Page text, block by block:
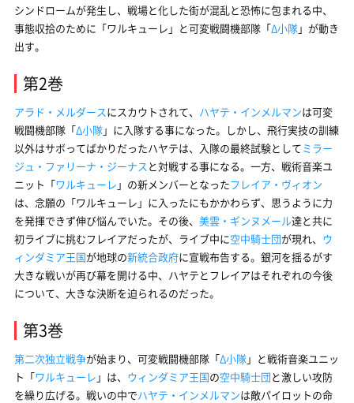
シンドロームが発生し、戦場と化した街が混乱と恐怖に包まれる中、
事態収拾のために「ワルキューレ」と可変戦闘機部隊「Δ小隊」が動き
出す。
第2巻
アラド・メルダースにスカウトされて、 ハヤテ・インメルマンは可変
戦闘機部隊「Δ小隊」に入隊する事になった。しかし、飛行実技の訓練
以外はサボってばかりだったハヤテは、入隊の最終試験としてミラー
ジュ・ファリーナ・ジーナス と対戦する事になる。一方、戦術音楽ユ
ニット「ワルキューレ 」の新メンバーとなったフレイア・ヴィオン
は、念願の「ワルキューレ」に入ったにもかかわらず、思うように力
を発揮できず伸び悩んでいた。その後、 美雲・ギンヌメール達と共に
初ライブに挑むフレイアだったが、ライブ中に空中騎士団が現れ、 ウ
ィンダミア王国が地球の新統合政府に宣戦布告する。銀河を揺るがす
大きな戦いが再び幕を開ける中、ハヤテとフレイアはそれぞれの今後
について、大きな決断を迫られるのだった。
第3巻
第二次独立戦争が始まり、可変戦闘機部隊「Δ小隊」と戦術音楽ユニッ
ト「ワルキューレ 」は、 ウィンダミア王国の空中騎士団と激しい攻防
を繰り広げる。戦いの中でハヤテ・インメルマンは敵パイロットの命